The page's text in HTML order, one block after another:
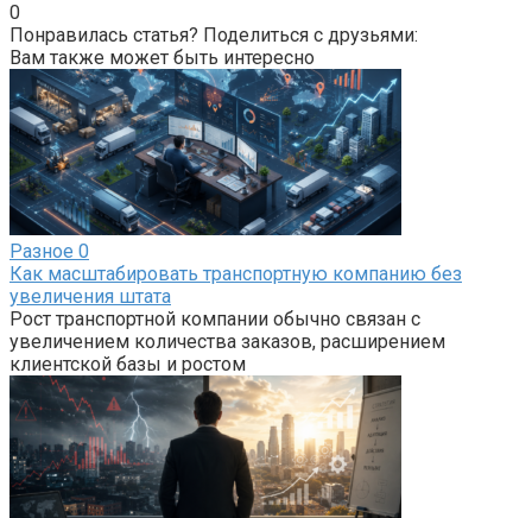
0
Понравилась статья? Поделиться с друзьями:
Вам также может быть интересно
Разное 0
Как масштабировать транспортную компанию без
увеличения штата
Рост транспортной компании обычно связан с
увеличением количества заказов, расширением
клиентской базы и ростом